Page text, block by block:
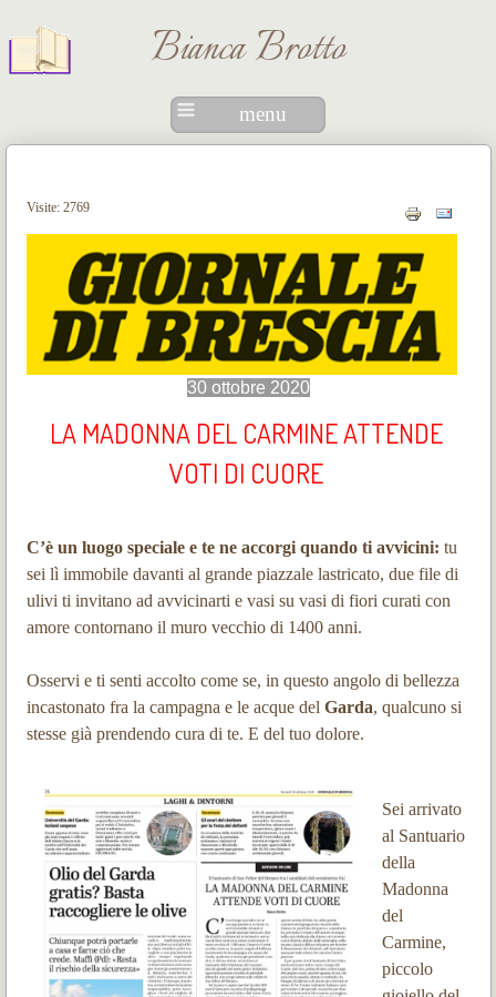
Bianca Brotto
menu
Visite: 2769
30 ottobre 2020
LA MADONNA DEL CARMINE ATTENDE
VOTI DI CUORE
C’è un luogo speciale e te ne accorgi quando ti avvicini: tu
sei lì immobile davanti al grande piazzale lastricato, due file di
ulivi ti invitano ad avvicinarti e vasi su vasi di fiori curati con
amore contornano il muro vecchio di 1400 anni.
Osservi e ti senti accolto come se, in questo angolo di bellezza
incastonato fra la campagna e le acque del Garda, qualcuno si
stesse già prendendo cura di te. E del tuo dolore.
Sei arrivato
al Santuario
della
Madonna
del
Carmine,
piccolo